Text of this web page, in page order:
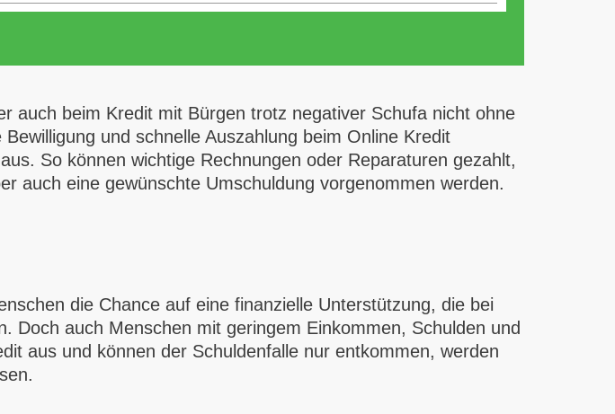
auch beim Kredit mit Bürgen trotz negativer Schufa nicht ohne
und schnelle Auszahlung beim Online Kredit
So können wichtige Rechnungen oder Reparaturen gezahlt,
auch eine gewünschte Umschuldung vorgenommen werden.
die Chance auf eine finanzielle Unterstützung, die bei
Doch auch Menschen mit geringem Einkommen, Schulden und
aus und können der Schuldenfalle nur entkommen, werden